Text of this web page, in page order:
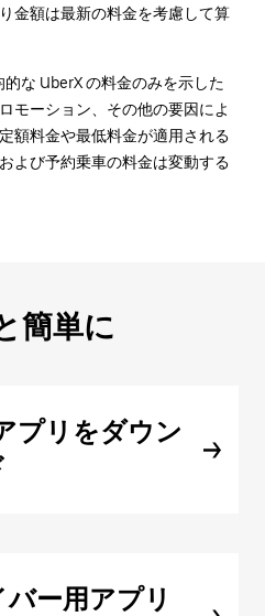
金額は最新の料金を考慮して算
な UberX の料金のみを示した
モーション、その他の要因によ
額料金や最低料金が適用される
よび予約乗車の料金は変動する
簡単に
プリをダウン
バー用アプリ